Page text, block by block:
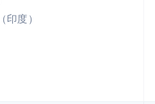
度）